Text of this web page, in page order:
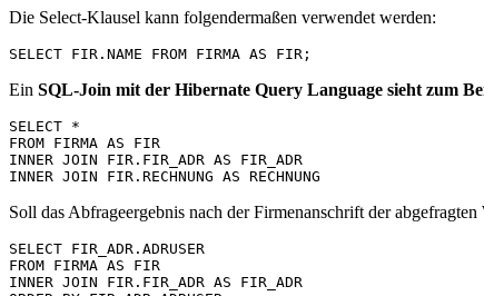
Die Select-Klausel kann folgendermaßen verwendet werden:
SELECT FIR.NAME FROM FIRMA AS FIR;
Ein SQL-Join mit der Hibernate Query Language sieht zum
SELECT *
FROM FIRMA AS FIR
INNER JOIN FIR.FIR_ADR AS FIR_ADR
Soll das Abfrageergebnis nach der Firmenanschrift der
SELECT FIR_ADR.ADRUSER
FROM FIRMA AS FIR
INNER JOIN FIR.FIR_ADR AS FIR_ADR